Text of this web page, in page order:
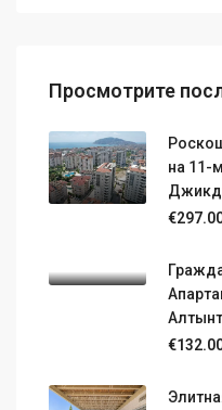
Просмотрите
на 11-